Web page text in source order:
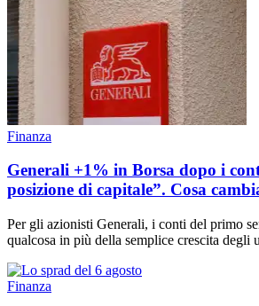
Finanza
Generali +1% in Borsa dopo i
posizione di capitale”. Cosa
Per gli azionisti Generali, i conti del primo
qualcosa in più della semplice crescita
Finanza